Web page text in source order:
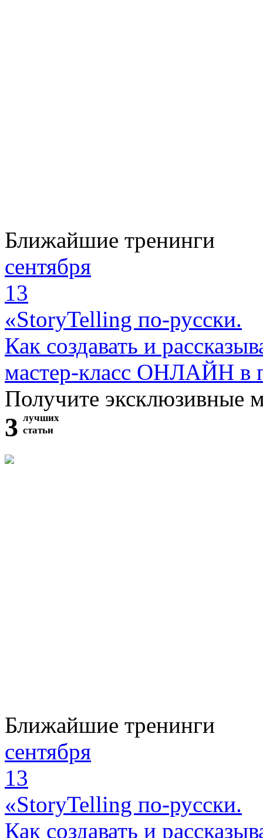
Ближайшие тренинги
сентября
13
«StoryTelling по-русски.
Как создавать и
мастер-класс ОНЛАЙН в
Получите эксклюзивные
3 лучших
статьи
Ближайшие тренинги
сентября
13
«StoryTelling по-русски.
Как создавать и